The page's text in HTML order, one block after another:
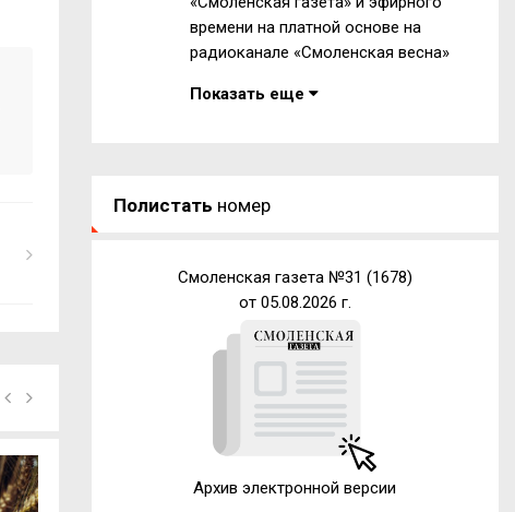
времени на платной основе на
радиоканале «Смоленская весна»
Показать еще
Полистать номер
Смоленская газета №31 (1678)
от 05.08.2026 г.
Архив электронной версии